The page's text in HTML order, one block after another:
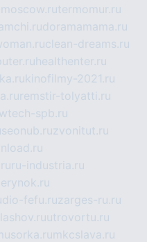
termomur.ru
doramamama.ru
clean-dreams.ru
healthenter.ru
kinofilmy-2021.ru
remstir-tolyatti.ru
spb.ru
seonub.ruzvonitut.ru
ru-industria.ru
erynok.ru
fefu.ruzarges-ru.ru
utrovortu.ru
mkcslava.ru